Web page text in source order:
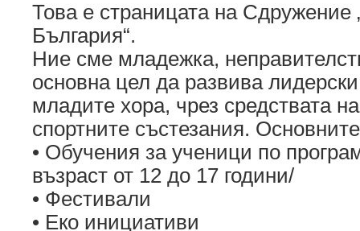
Това е страницата на Сдружение
България“.
Ние сме младежка,
основна цел да развива
младите хора, чрез средствата
спортните състезания.
• Обучения за ученици по
възраст от 12 до 17 години/
• Фестивали
• Еко инициативи